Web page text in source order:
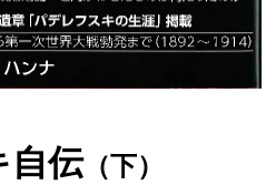
自伝（下）